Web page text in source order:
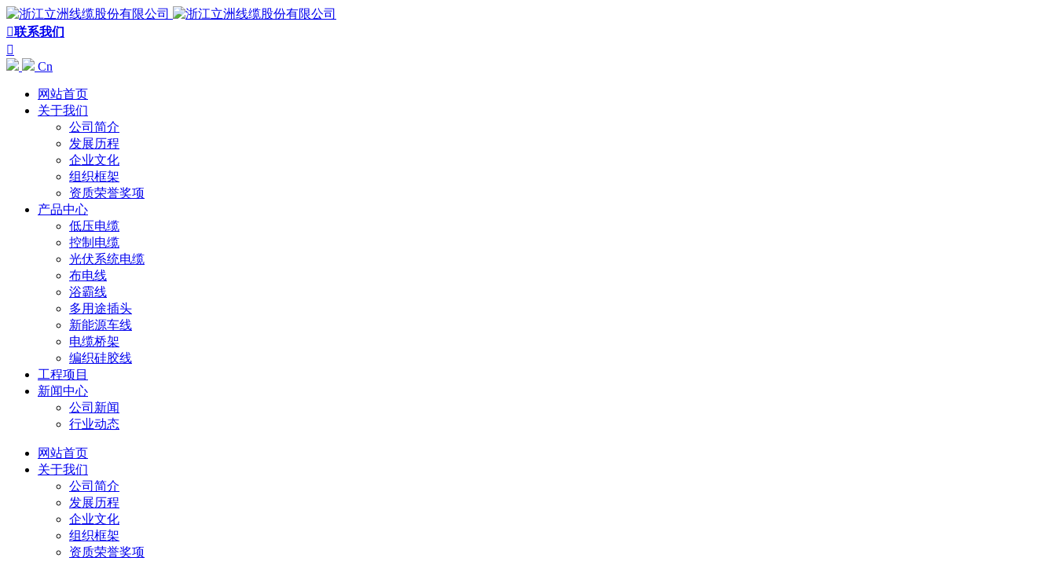
联系我们

Cn
网站首页
关于我们
公司简介
发展历程
企业文化
组织框架
资质荣誉奖项
产品中心
低压电缆
控制电缆
光伏系统电缆
布电线
浴霸线
多用途插头
新能源车线
电缆桥架
编织硅胶线
工程项目
新闻中心
公司新闻
行业动态
网站首页
关于我们
公司简介
发展历程
企业文化
组织框架
资质荣誉奖项